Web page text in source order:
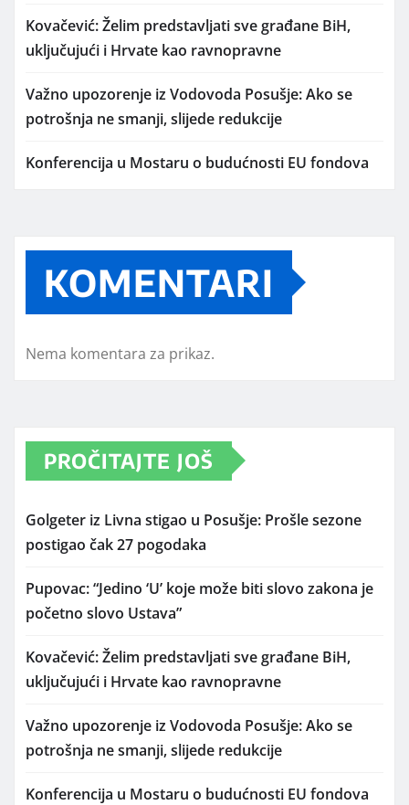
Kovačević: Želim predstavljati sve građane BiH,
uključujući i Hrvate kao ravnopravne
Važno upozorenje iz Vodovoda Posušje: Ako se
potrošnja ne smanji, slijede redukcije
Konferencija u Mostaru o budućnosti EU fondova
KOMENTARI
Nema komentara za prikaz.
PROČITAJTE JOŠ
Golgeter iz Livna stigao u Posušje: Prošle sezone
postigao čak 27 pogodaka
Pupovac: “Jedino ‘U’ koje može biti slovo zakona je
početno slovo Ustava”
Kovačević: Želim predstavljati sve građane BiH,
uključujući i Hrvate kao ravnopravne
Važno upozorenje iz Vodovoda Posušje: Ako se
potrošnja ne smanji, slijede redukcije
Konferencija u Mostaru o budućnosti EU fondova